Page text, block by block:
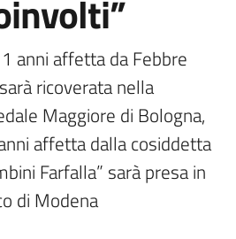
anni affetta da Febbre
ricoverata nella
Maggiore di Bologna,
affetta dalla cosiddetta
Farfalla” sarà presa in
di Modena